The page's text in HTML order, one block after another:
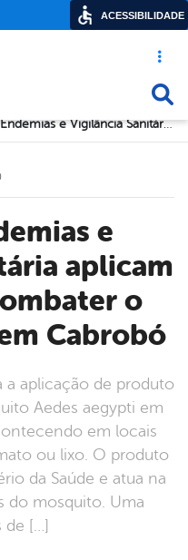
Acesso
Agentes de Endemias e Vigilância Sanitária aplicam produto para combater o Aedes aegypti em Cabrobó
aplicam
o
Cabrobó
Aedes aegypti em
em locais
ou lixo. O produto
da Saúde e atua na
do mosquito. Uma
de […]
ACESSIBILIDADE